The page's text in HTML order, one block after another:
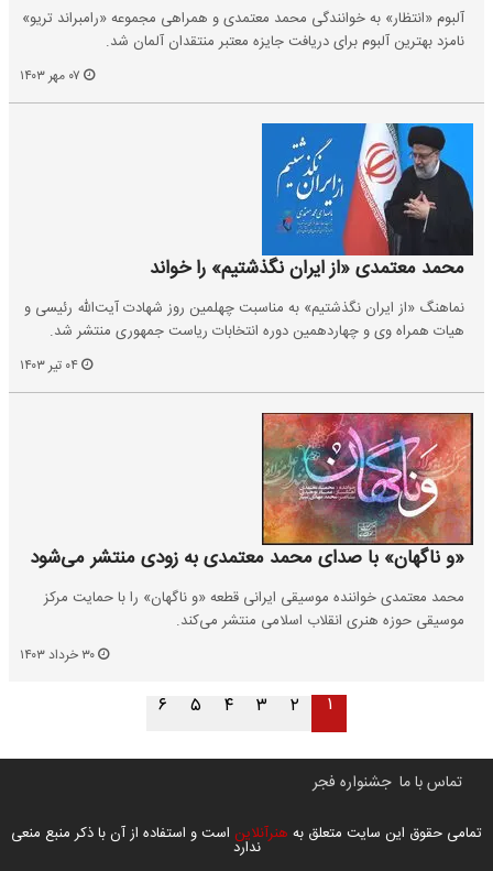
آلبوم «انتظار» به خوانندگی محمد معتمدی و همراهی مجموعه «رامبراند تریو»
نامزد بهترین آلبوم برای دریافت جایزه معتبر منتقدان آلمان شد.
محمد معتمدی «از ایران نگذشتیم» را خواند
نماهنگ «از ایران نگذشتیم» به مناسبت چهلمین روز شهادت آیت‌الله رئیسی و
هیات همراه وی و چهاردهمین دوره انتخابات ریاست جمهوری منتشر شد.
«و ناگهان» با صدای محمد معتمدی به زودی منتشر می‌شود
محمد معتمدی خواننده موسیقی ایرانی قطعه «و ناگهان» را با حمایت مرکز
موسیقی حوزه هنری انقلاب اسلامی منتشر می‌کند.
۱ ۲ ۳ ۴ ۵ ۶
تماس با ما جشنواره فجر
تمامی حقوق این سایت متعلق به هنرآنلاین است و استفاده از آن با ذکر منبع منعی
ندارد